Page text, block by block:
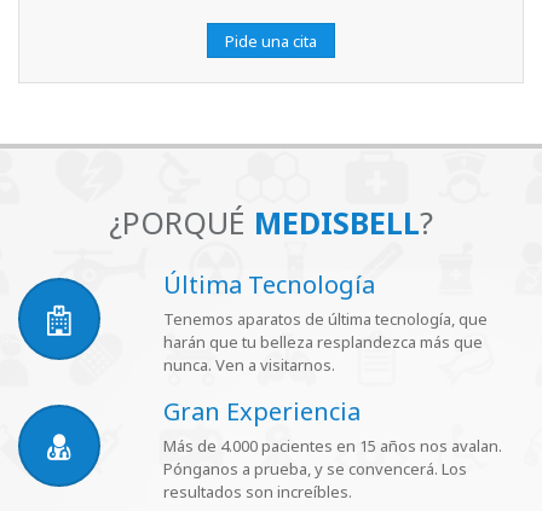
Pide una cita
¿PORQUÉ MEDISBELL?
Última Tecnología
Tenemos aparatos de última tecnología, que
harán que tu belleza resplandezca más que
nunca. Ven a visitarnos.
Gran Experiencia
Más de 4.000 pacientes en 15 años nos avalan.
Pónganos a prueba, y se convencerá. Los
resultados son increíbles.